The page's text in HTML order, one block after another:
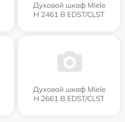
Духовой шкаф Miele
H 2461 B EDST/CLST
Духовой шкаф Miele
H 2661 B EDST/CLST